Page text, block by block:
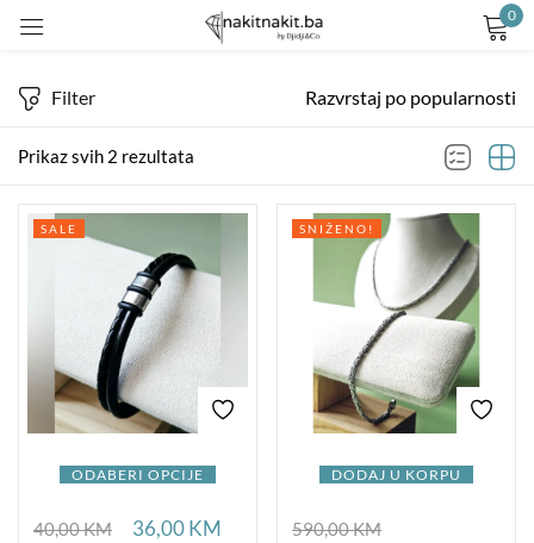
0
Prikaz svih 2 rezultata
Filter Razvrstaj po popularnosti
ODABERI OPCIJE
SALE
40,00KM 36,00KM
DODAJ U KORPU
SNIŽENO!
590,00KM
Remember me Lost password?
CREATE AN ACCOUNT